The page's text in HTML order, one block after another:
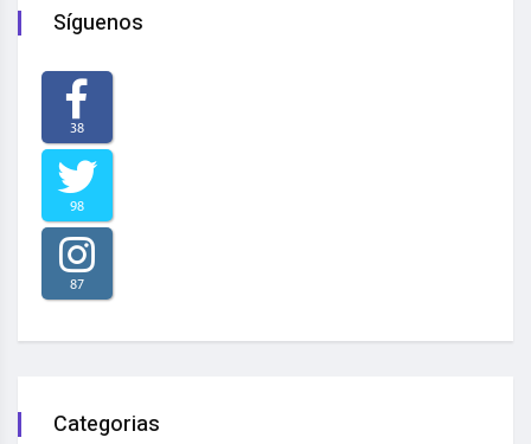
Síguenos
38
98
87
Categorias